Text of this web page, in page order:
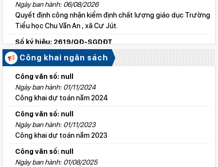
Ngày ban hành: 06/08/2026
Quyết định công nhận kiểm định chất lượng giáo dục Trường
Tiểu học Chu Văn An , xã Cư Jút.
Số ký hiệu: 2619/QĐ-SGDĐT
Ngày ban hành: 06/08/2026
Quyết định công nhận kiểm định chất lượng giáo dục Trường
Tiểu học Lý Tự Trọng , xã Cư Jút.
Số ký hiệu: 2615/QĐ-SGDĐT
Ngày ban hành: 06/08/2026
Quyết định công nhận kiểm định chất lượng giáo dục Trường
Tiểu học Nguyễn Bỉnh Khiêm, xã Đức linh.
Số ký hiệu: 2647/QĐ-SGDĐT
Ngày ban hành: 06/08/2026
QĐ cho phép thành lập TTNN-TH Anh Việt
Công khai ngân sách
Công văn số: null
Ngày ban hành: 01/11/2024
Công khai dự toán năm 2024
Công văn số: null
Ngày ban hành: 01/11/2023
Công khai dự toán năm 2023
Công văn số: null
Ngày ban hành: 01/08/2025